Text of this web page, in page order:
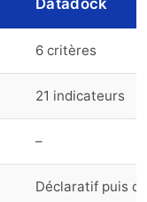
6 critères
21 indicateurs
–
Déclaratif puis